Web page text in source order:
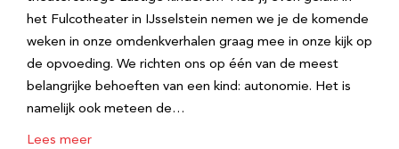
het Fulcotheater in IJsselstein nemen we je de komende
weken in onze omdenkverhalen graag mee in onze kijk op
de opvoeding. We richten ons op één van de meest
belangrijke behoeften van een kind: autonomie. Het is
namelijk ook meteen de…
Lees meer